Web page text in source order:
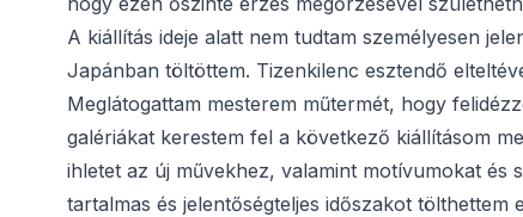
A kiállítás ideje alatt nem tudtam személyesen
Japánban töltöttem. Tizenkilenc esztendő
Meglátogattam mesterem műtermét, hogy
galériákat kerestem fel a következő kiállításom
ihletet az új művekhez, valamint motívumokat és
tartalmas és jelentőségteljes időszakot